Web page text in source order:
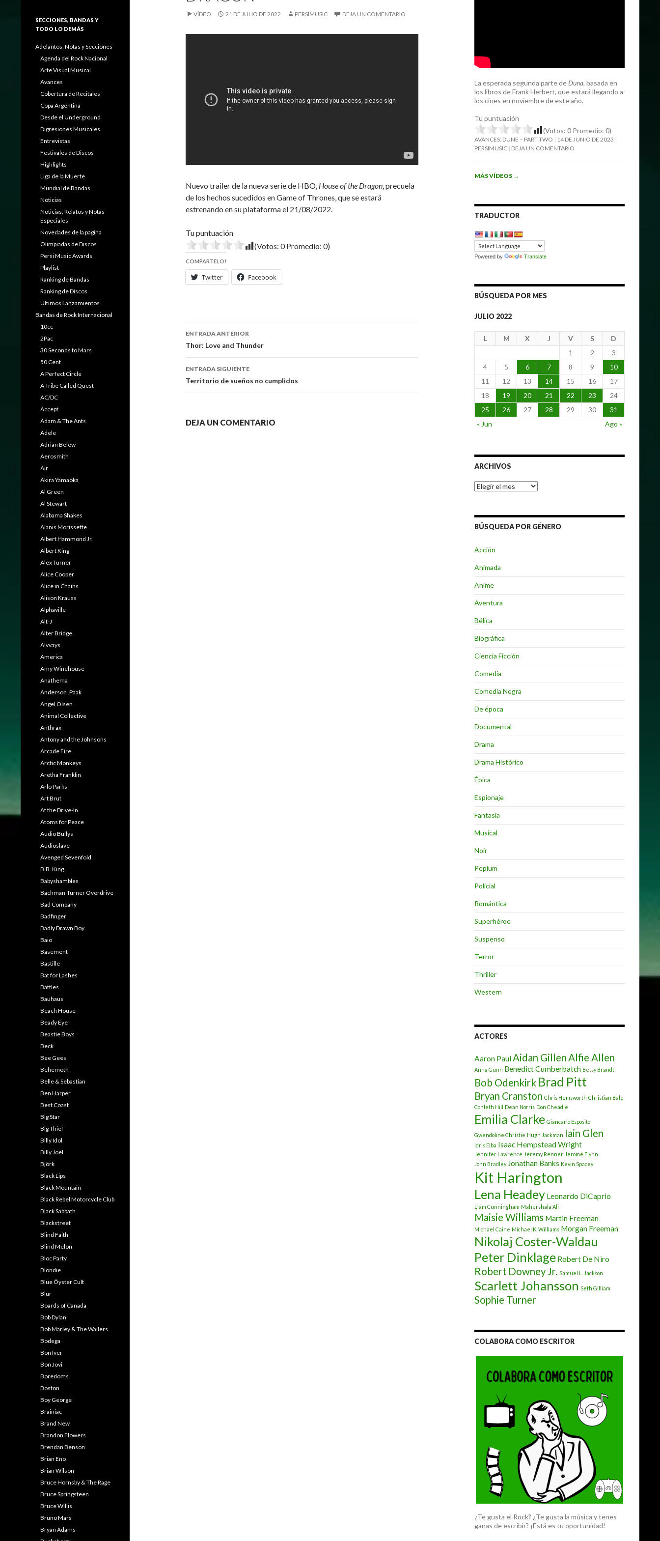
VÍDEO 21 DE JULIO DE 2022 PERSIMUSIC DEJA UN COMENTARIO
Nuevo trailer de la nueva serie de HBO, House of the Dragon, precuela
de los hechos sucedidos en Game of Thrones, que se estará
estrenando en su plataforma el 21/08/2022.
Tu puntuación
(Votos: 0Promedio: 0)
COMPARTELO!
Twitter Facebook
Navegación
de
entradas
ENTRADA ANTERIOR
Thor: Love and Thunder
ENTRADA SIGUIENTE
Territorio de sueños no cumplidos
DEJA UN COMENTARIO
La esperada segunda parte de Duna, basada en
los libros de Frank Herbert, que estará llegando a
los cines en noviembre de este año.
Tu puntuación
(Votos: 0 Promedio: 0)
AVANCES: DUNE – PART TWO
14 DE JUNIO DE 2023
PERSIMUSIC DEJA UN COMENTARIO
MÁS VÍDEOS →
TRADUCTOR
Powered by Translate
BÚSQUEDA POR MES
JULIO 2022
L M X J V S
D
1
2
3
4
5 6 7 8 9
10
11
12 13 14 15 16
17
18
19 20 21 22 23
24
25
26 27 28 29 30
31
« Jun
Ago »
ARCHIVOS
Archivos
BÚSQUEDA POR GÉNERO
Acción
Animada
Anime
Aventura
Bélica
Biográfica
Ciencia Ficción
Comedia
Comedia Negra
De época
Documental
Drama
Drama Histórico
Épica
Espionaje
Fantasia
Musical
Noir
Peplum
Policial
Romántica
Superhéroe
Suspenso
Terror
Thriller
Western
ACTORES
Aaron PaulAidan GillenAlfie Allen
Anna Gunn Benedict Cumberbatch Betsy Brandt
Bob Odenkirk Brad Pitt
Bryan Cranston Chris Hemsworth Christian Bale
Conleth Hill
Dean Norris Don Cheadle
Emilia Clarke Giancarlo Esposito
Gwendoline Christie Hugh Jackman Iain Glen
Idris Elba Isaac Hempstead Wright
Jennifer Lawrence Jeremy Renner Jerome Flynn
John Bradley Jonathan Banks Kevin Spacey
Kit Harington
Lena Headey Leonardo DiCaprio
Liam Cunningham Mahershala Ali
Maisie Williams Martin Freeman
Michael Caine Michael K. Williams Morgan Freeman
Nikolaj Coster-Waldau
Peter Dinklage Robert De Niro
Robert Downey Jr. Samuel L. Jackson
Scarlett Johansson Seth Gilliam
Sophie Turner
COLABORA COMO ESCRITOR
¿Te gusta el Rock? ¿Te gusta la música y tenes
ganas de escribir? ¡Está es tu oportunidad!
SECCIONES, BANDAS Y
TODO LO DEMÁS
Adelantos, Notas y Secciones
Agenda del Rock Nacional
Arte Visual Musical
Avances
Cobertura de Recitales
Copa Argentina
Desde el Underground
Digresiones Musicales
Entrevistas
Festivales de Discos
Highlights
Liga de la Muerte
Mundial de Bandas
Noticias
Noticias, Relatos y Notas
Especiales
Novedades de la pagina
Olimpiadas de Discos
Persi Music Awards
Playlist
Ranking de Bandas
Ranking de Discos
Ultimos Lanzamientos
Bandas de Rock Internacional
10cc
2Pac
30 Seconds to Mars
50 Cent
A Perfect Circle
A Tribe Called Quest
AC/DC
Accept
Adam & The Ants
Adele
Adrian Belew
Aerosmith
Air
Akira Yamaoka
Al Green
Al Stewart
Alabama Shakes
Alanis Morissette
Albert Hammond Jr.
Albert King
Alex Turner
Alice Cooper
Alice in Chains
Alison Krauss
Alphaville
Alt-J
Alter Bridge
Alvvays
America
Amy Winehouse
Anathema
Anderson .Paak
Angel Olsen
Animal Collective
Anthrax
Antony and the Johnsons
Arcade Fire
Arctic Monkeys
Aretha Franklin
Arlo Parks
Art Brut
At the Drive-In
Atoms for Peace
Audio Bullys
Audioslave
Avenged Sevenfold
B.B. King
Babyshambles
Bachman-Turner Overdrive
Bad Company
Badfinger
Badly Drawn Boy
Baio
Basement
Bastille
Bat for Lashes
Battles
Bauhaus
Beach House
Beady Eye
Beastie Boys
Beck
Bee Gees
Behemoth
Belle & Sebastian
Ben Harper
Best Coast
Big Star
Big Thief
Billy Idol
Billy Joel
Björk
Black Lips
Black Mountain
Black Rebel Motorcycle Club
Black Sabbath
Blackstreet
Blind Faith
Blind Melon
Bloc Party
Blondie
Blue Öyster Cult
Blur
Boards of Canada
Bob Dylan
Bob Marley & The Wailers
Bodega
Bon Iver
Bon Jovi
Boredoms
Boston
Boy George
Brainiac
Brand New
Brandon Flowers
Brendan Benson
Brian Eno
Brian Wilson
Bruce Hornsby & The Rage
Bruce Springsteen
Bruce Willis
Bruno Mars
Bryan Adams